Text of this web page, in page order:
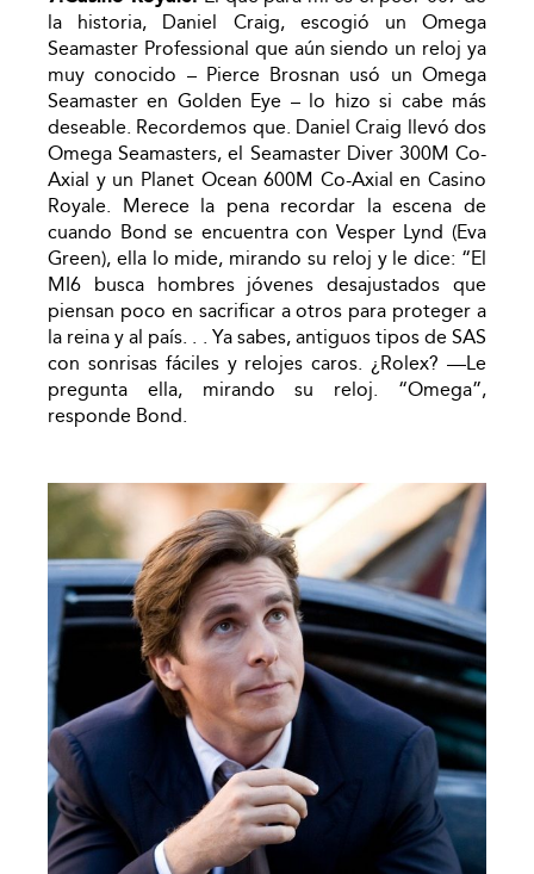
la historia, Daniel Craig, escogió un Omega
Seamaster Professional que aún siendo un reloj ya
muy conocido – Pierce Brosnan usó un Omega
Seamaster en Golden Eye – lo hizo si cabe más
deseable. Recordemos que. Daniel Craig llevó dos
Omega Seamasters, el Seamaster Diver 300M Co-
Axial y un Planet Ocean 600M Co-Axial en Casino
Royale. Merece la pena recordar la escena de
cuando Bond se encuentra con Vesper Lynd (Eva
Green), ella lo mide, mirando su reloj y le dice: “El
MI6 busca hombres jóvenes desajustados que
piensan poco en sacrificar a otros para proteger a
la reina y al país. . . Ya sabes, antiguos tipos de SAS
con sonrisas fáciles y relojes caros. ¿Rolex? —Le
pregunta ella, mirando su reloj. “Omega”,
responde Bond.